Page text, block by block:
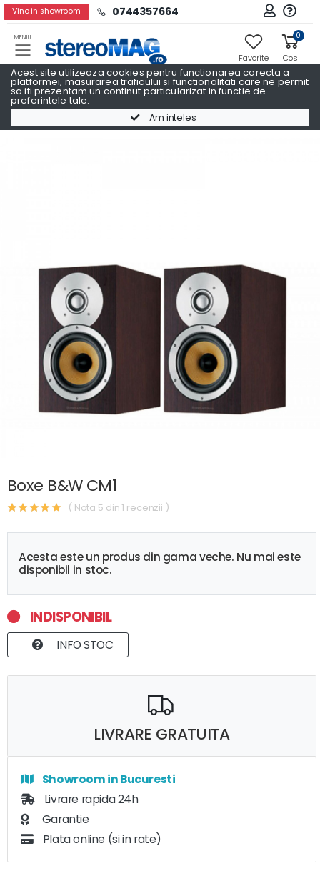
Acest site utilizeaza cookies pentru functionarea corecta a
platformei, masurarea traficului si functionalitati care ne permit
sa iti prezentam un continut particularizat in functie de
preferintele tale.
Am inteles
Vino in showroom 0744357664
MENIU
Favorite
0
Cos
Boxe raft BOWERS & WILKINS
Boxe B&W CM1
( Nota 5 din 1 recenzii )
Acesta este un produs din gama veche. Nu mai este
disponibil in stoc.
INDISPONIBIL
INFO STOC
LIVRARE GRATUITA
Showroom in Bucuresti
Livrare rapida 24h
Garantie
Plata online (si in rate)